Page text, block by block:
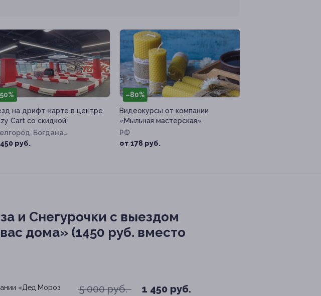
на дрифт-карте в центре
Cart со скидкой
Богдана
пр-т, д. 137т
руб.
–80%
Видеокурсы от компании
«Мыльная мастерская»
РФ
от 178 руб.
и Снегурочки с выездом
дома» (1450 руб. вместо
5 000 руб. 1 450 руб.